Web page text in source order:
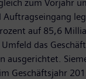
zum Vorjahr
auf 85,6
das
ausgerichtet.
Geschäftsjahr